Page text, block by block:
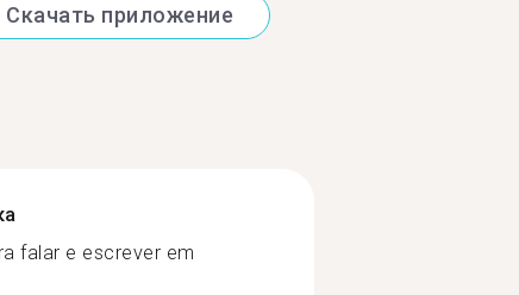
Скачать приложение
falar e escrever em